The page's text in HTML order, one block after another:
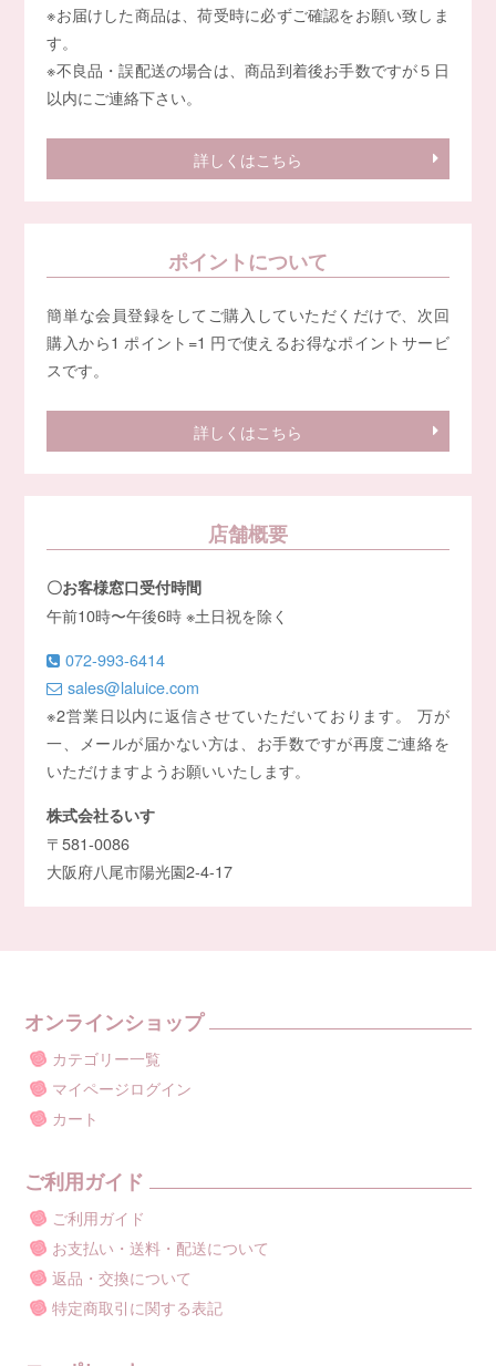
※お届けした商品は、荷受時に必ずご確認をお願い致しま
す。
※不良品・誤配送の場合は、商品到着後お手数ですが５日
以内にご連絡下さい。
詳しくはこちら
ポイントについて
簡単な会員登録をしてご購入していただくだけで、次回
購入から1 ポイント=1 円で使えるお得なポイントサービ
スです。
詳しくはこちら
店舗概要
〇お客様窓口受付時間
午前10時〜午後6時 ※土日祝を除く
072-993-6414
sales@laluice.com
※2営業日以内に返信させていただいております。 万が
一、メールが届かない方は、お手数ですが再度ご連絡を
いただけますようお願いいたします。
株式会社るいす
〒581-0086
大阪府八尾市陽光園2-4-17
オンラインショップ
カテゴリー一覧
マイページログイン
カート
ご利用ガイド
ご利用ガイド
お支払い・送料・配送について
返品・交換について
特定商取引に関する表記